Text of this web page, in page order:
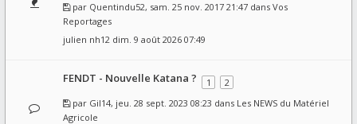
par Quentindu52, sam. 25 nov. 2017 21:47 dans Vos
Reportages
julien nh12 dim. 9 août 2026 07:49
FENDT - Nouvelle Katana ? 1
2
par Gil14, jeu. 28 sept. 2023 08:23 dans Les NEWS du Matériel
Agricole